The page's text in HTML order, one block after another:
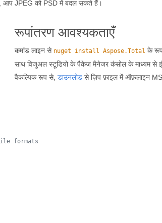
आप JPEG को PSD में बदल सकते हैं।
रूपांतरण आवश्यकताएँ
कमांड लाइन से nuget install Aspose.Total के
साथ विजुअल स्टूडियो के पैकेज मैनेजर कंसोल के माध्यम से
वैकल्पिक रूप से, डाउनलोड से ज़िप फ़ाइल में ऑफ़लाइन MSI
file formats